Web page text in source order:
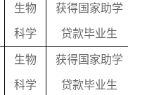
生物
科学
获得国家助学
贷款毕业生
生物
科学
获得国家助学
贷款毕业生